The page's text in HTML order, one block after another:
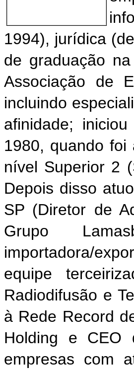
1994), jurídica
de graduação
Associação de
incluindo
afinidade;
1980, quando foi
nível Superior 2
Depois disso
SP (Diretor de
Grupo
importadora/
equipe
Radiodifusão e
à Rede Record
Holding e CEO
empresas com